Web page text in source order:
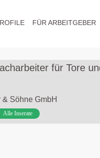
FÜR ARBEITGEBER
für Tore
Söhne GmbH
Alle Inserate